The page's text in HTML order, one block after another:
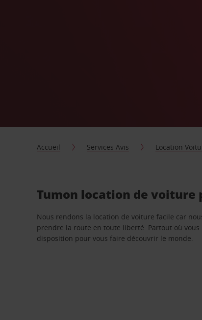
Accueil Services Avis Location
Tumon location de voiture
Nous rendons la location de voiture facile car
prendre la route en toute liberté. Partout où
disposition pour vous faire découvrir le monde.